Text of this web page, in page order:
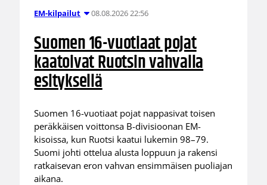
EM-kilpailut 08.08.2026 22:56
Suomen 16-vuotiaat pojat
kaatoivat Ruotsin vahvalla
esityksellä
Suomen 16-vuotiaat pojat nappasivat toisen
peräkkäisen voittonsa B-divisioonan EM-
kisoissa, kun Ruotsi kaatui lukemin 98–79.
Suomi johti ottelua alusta loppuun ja rakensi
ratkaisevan eron vahvan ensimmäisen puoliajan
aikana.